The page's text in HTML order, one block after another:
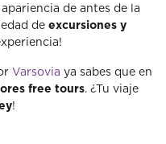
de antes de la
de excursiones y
Varsovia ya sabes que en
free tours. ¿Tu viaje
!